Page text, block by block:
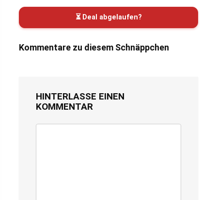
⏳ Deal abgelaufen?
Kommentare zu diesem Schnäppchen
HINTERLASSE EINEN
KOMMENTAR